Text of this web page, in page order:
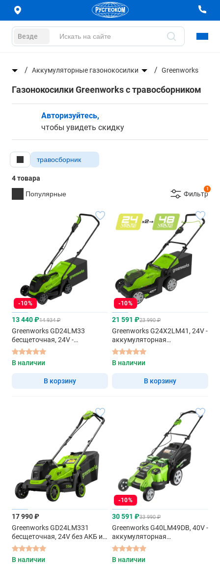
Везде
Аккумуляторные газонокосилки Greenworks
Газонокосилки Greenworks с травосборником
Авторизуйтесь,
чтобы увидеть скидку
травосборник
4 товара
Популярные
1
Фильтр
-10%
13 440 ₽14 934 ₽
Greenworks GD24LM33
бесщеточная, 24V -
аккумуляторная
газонокосилка
В наличии
В корзину
-10%
21 591 ₽23 990 ₽
Greenworks G24X2LM41, 24V -
аккумуляторная
газонокосилка
В наличии
В корзину
17 990 ₽
Greenworks GD24LM331
бесщеточная, 24V без АКБ и
ЗУ - аккумуляторная
газонокосилка
В наличии
-10%
30 591 ₽33 990 ₽
Greenworks G40LM49DB, 40V -
аккумуляторная
газонокосилка
В наличии